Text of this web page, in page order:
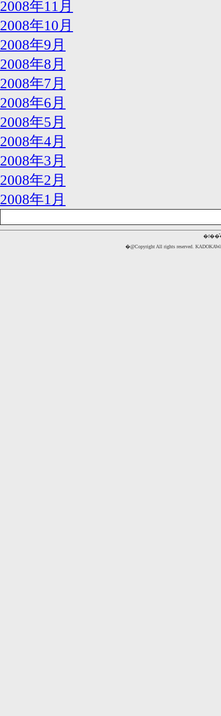
2008年11月
2008年10月
2008年9月
2008年8月
2008年7月
2008年6月
2008年5月
2008年4月
2008年3月
2008年2月
2008年1月
�@Copyright All rights reserved.